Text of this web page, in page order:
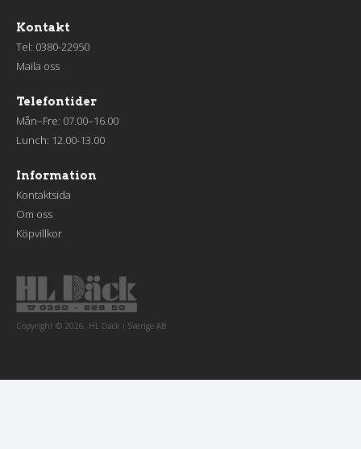
Kontakt
Tel: 0380-22950
Maila oss
Telefontider
Mån–Fre: 07.00–16.00
Lunch: 12.00-13.00
Information
Kontaktsida
Om oss
Köpvillkor
Copyright © 2026, HL Däck i Sverige AB